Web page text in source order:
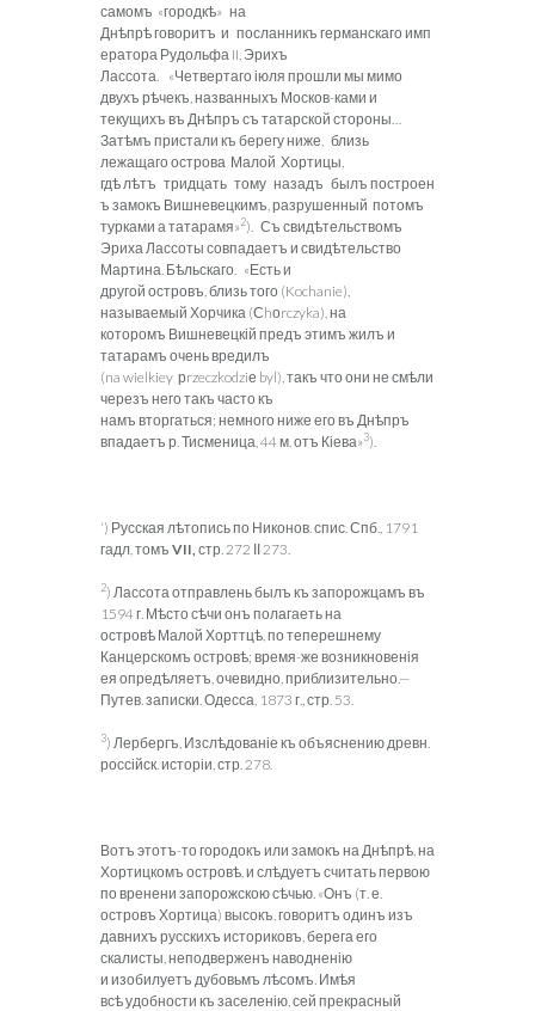
самомъ «городкѣ» на
Днѣпрѣ говоритъ и посланникъ германскаго имп
ератора Рудольфа II, Эрихъ
Лассота. «Четвертаго іюля прошли мы мимо
двухъ рѣчекъ, названныхъ Москов-ками и
текущихъ въ Днѣпръ съ татарской стороны…
Затѣмъ пристали къ берегу ниже, близь
лежащаго острова Малой Хортицы,
гдѣ лѣтъ тридцать тому назадъ былъ построен
ъ замокъ Вишневецкимъ, разрушенный потомъ
турками а татарамя»2). Съ свидѣтельствомъ
Эриха Лассоты совпадаетъ и свидѣтельство
Мартина. Бѣльскаго. «Есть и
другой островъ, близь того (Kochanie),
называемый Хорчика (Сhоrczyka), на
которомъ Вишневецкій предъ этимъ жилъ и
татарамъ очень вредилъ
(na wielkiey рrzeczkodziе byl), такъ что они не смѣли
черезъ него такъ часто къ
намъ вторгаться; немного ниже его въ Днѣпръ
впадаетъ р. Тисменица, 44 м. отъ Кіева»3).
‘) Русская лѣтопись по Никонов. спис. Спб., 1791
гадл, томъ VII стр. 272 ІІ 273.
2) Лассота отправлень былъ къ запорожцамъ въ
1594 г. Мѣсто сѣчи онъ полагаеть на
островѣ Малой Хорттцѣ, по теперешнему
Канцерскомъ островѣ; время-же возникновенія
ея опредѣляетъ, очевидно, приблизительно.—
Путев. записки. Одесса, 1873 г., стр. 53.
3) Лербергъ, Изслѣдованіе къ объяснению древн.
россійск. исторіи, стр. 278.
Вотъ этотъ-то городокъ или замокъ на Днѣпрѣ, на
Хортицкомъ островѣ, и слѣдуетъ считать первою
по вренени запорожскою сѣчью. «Онъ (т. е.
островъ Хортица) высокъ, говоритъ одинъ изъ
давнихъ русскихъ историковъ, берега его
скалисты, неподверженъ наводненію
и изобилуетъ дубовьмъ лѣсомъ. Имѣя
всѣ удобности къ заселенію, сей прекрасный